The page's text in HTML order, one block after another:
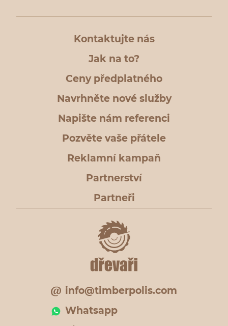
Kontaktujte nás
Jak na to?
Ceny předplatného
Navrhněte nové služby
Napište nám referenci
Pozvěte vaše přátele
Reklamní kampaň
Partnerství
Partneři
info@timberpolis.com
Whatsapp